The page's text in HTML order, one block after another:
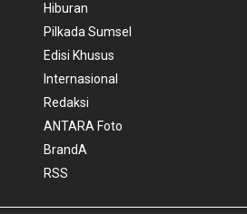
Hiburan
Pilkada Sumsel
Edisi Khusus
Internasional
Redaksi
ANTARA Foto
BrandA
RSS